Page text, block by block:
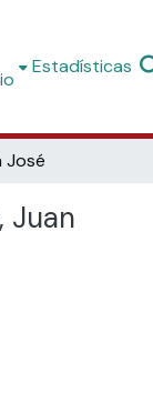
Estadísticas
José
Juan